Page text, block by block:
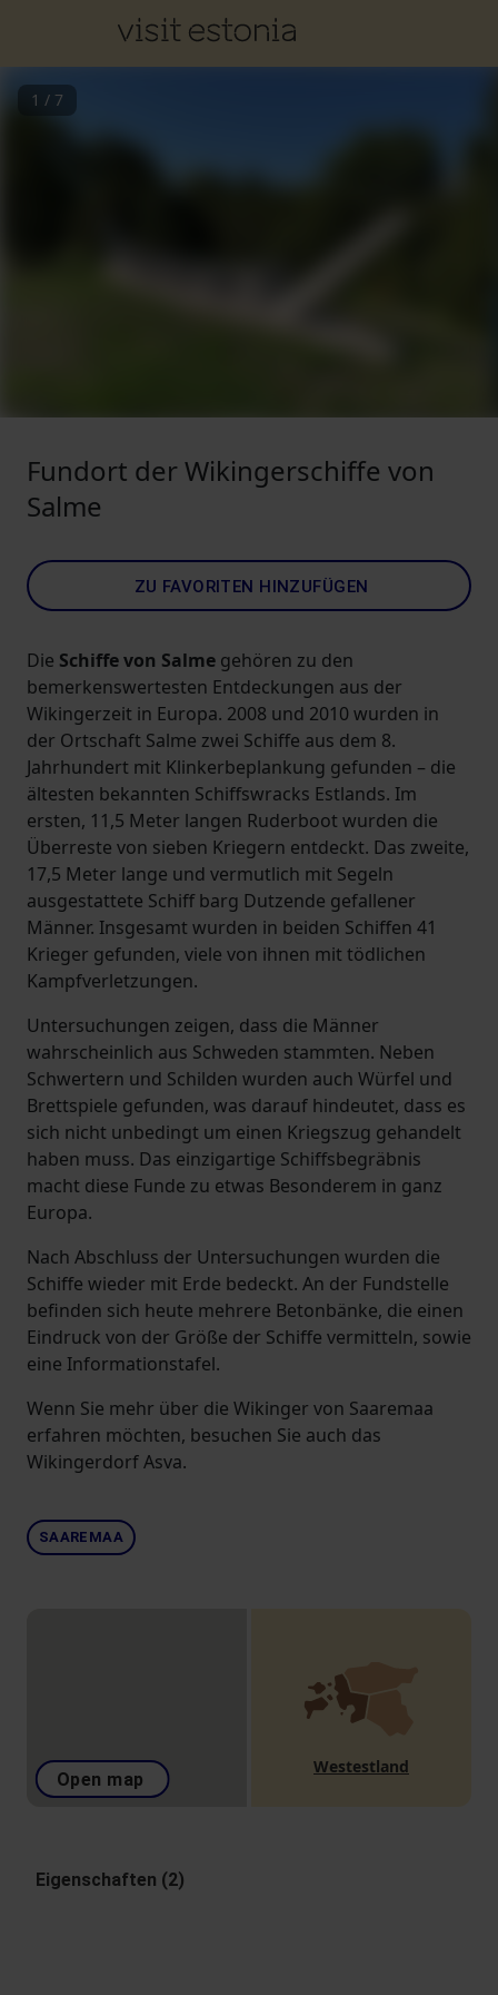
1 / 7
Fundort der Wikingerschiffe von
Salme
ZU FAVORITEN HINZUFÜGEN
Die Schiffe von Salme gehören zu den
bemerkenswertesten Entdeckungen aus der
Wikingerzeit in Europa. 2008 und 2010 wurden in
der Ortschaft Salme zwei Schiffe aus dem 8.
Jahrhundert mit Klinkerbeplankung gefunden – die
ältesten bekannten Schiffswracks Estlands. Im
ersten, 11,5 Meter langen Ruderboot wurden die
Überreste von sieben Kriegern entdeckt. Das zweite,
17,5 Meter lange und vermutlich mit Segeln
ausgestattete Schiff barg Dutzende gefallener
Männer. Insgesamt wurden in beiden Schiffen 41
Krieger gefunden, viele von ihnen mit tödlichen
Kampfverletzungen.
Untersuchungen zeigen, dass die Männer
wahrscheinlich aus Schweden stammten. Neben
Schwertern und Schilden wurden auch Würfel und
Brettspiele gefunden, was darauf hindeutet, dass es
sich nicht unbedingt um einen Kriegszug gehandelt
haben muss. Das einzigartige Schiffsbegräbnis
macht diese Funde zu etwas Besonderem in ganz
Europa.
Nach Abschluss der Untersuchungen wurden die
Schiffe wieder mit Erde bedeckt. An der Fundstelle
befinden sich heute mehrere Betonbänke, die einen
Eindruck von der Größe der Schiffe vermitteln, sowie
eine Informationstafel.
Wenn Sie mehr über die Wikinger von Saaremaa
erfahren möchten, besuchen Sie auch das
Wikingerdorf Asva.
SAAREMAA
Open map
Westestland
Eigenschaften (2)